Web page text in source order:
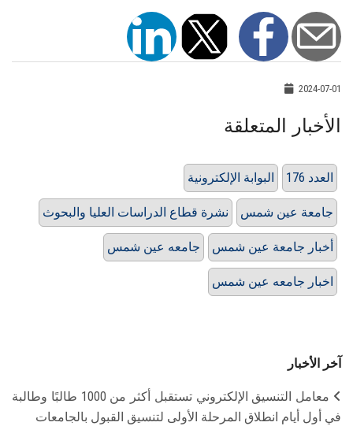
2024-07-01
الأخبار المتعلقة
البوابة الإلكترونية العدد 176
نشرة قطاع الدراسات العليا والبحوث جامعة عين شمس
جامعه عين شمس أخبار جامعة عين شمس
اخبار جامعه عين شمس
آخر الأخبار
معامل التنسيق الإلكتروني تستقبل أكثر من 1000 طالبًا وطالبة
في أول أيام انطلاق المرحلة الأولى لتنسيق القبول بالجامعات